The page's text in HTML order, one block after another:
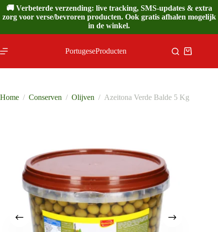
Ga
naar
de
🚚 Verbeterde verzending: live tracking, SMS-updates & extra
zorg voor verse/bevroren producten. Ook gratis afhalen mogelijk
in de winkel.
PortugeseProducten
Home / Conserven / Olijven / Azeitona Verde Balde 5 Kg